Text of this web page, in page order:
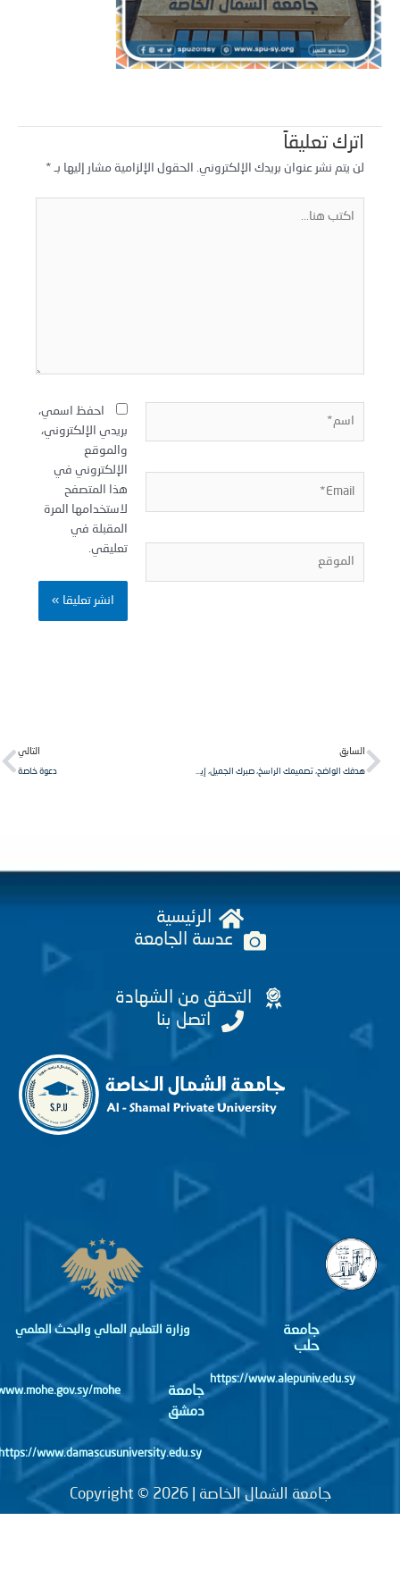
اترك تعليقاً
لن يتم نشر عنوان بريدك الإلكتروني. الحقول الإلزامية مشار إليها بـ
احفظ اسمي،
بريدي الإلكتروني،
والموقع
الإلكتروني في
هذا المتصفح
لاستخدامها المرة
المقبلة في
تعليقي.
ﻫﺪﻓﻚ ﺍﻟﻮﺍﺿﺢ، ﺗﺼﻤﻴﻤﻚ ﺍﻟﺮﺍﺳﺦ، ﺻﺒﺮﻙ ﺍﻟﺠﻤﻴﻞ، ﺇﻳﻤﺎﻧﻚ ﺑﺎﻟﻠﻪ وتوكلك عليه ﺛﻘﺘﻚ ﻓﻲ ﻗﺪﺭﺍﺗﻚ.. ﻫﻲ ﺃﺩﻭﺍﺗﻚ ﻛﻲ ﺗﺼﺒﺢ ﻛﻤﺎ ﺗﺮﻳﺪ. دعوة خاصة
الرئيسية
عدسة الجامعة
التحقق من الشهادة
اتصل بنا
جامعة
https://www.alepuniv.edu.sy
جامعة
دمشق
وزارة التعليم العالي والبحث العلمي
http://www.mohe.gov.sy/mohe
جامعة الشمال الخاصة | Copyright © 2026